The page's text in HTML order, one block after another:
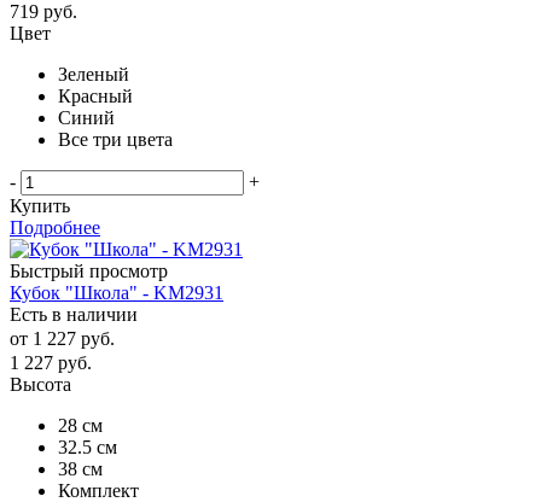
719 руб.
Цвет
Зеленый
Красный
Синий
Все три цвета
-
+
Купить
Подробнее
Быстрый просмотр
Кубок "Школа" - KM2931
Есть в наличии
от 1 227 руб.
1 227 руб.
Высота
28 см
32.5 см
38 см
Комплект